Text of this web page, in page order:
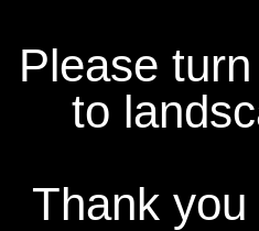
Please
to
Thank